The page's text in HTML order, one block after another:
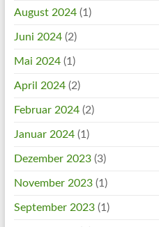
August 2024(1)
Juni 2024(2)
Mai 2024(1)
April 2024(2)
Februar 2024(2)
Januar 2024(1)
Dezember 2023(3)
November 2023(1)
September 2023(1)